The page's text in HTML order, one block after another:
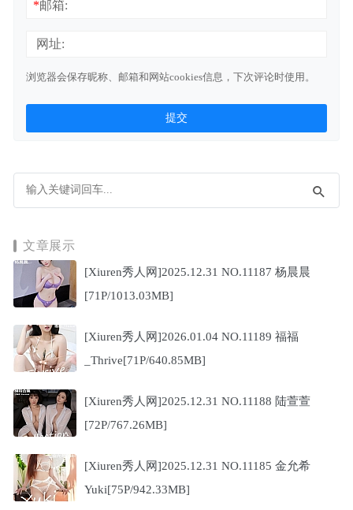
*邮箱:
网址:
浏览器会保存昵称、邮箱和网站cookies信息，下次评论时使用。
文章展示
[Xiuren秀人网]2025.12.31 NO.11187 杨晨晨
[71P/1013.03MB]
[Xiuren秀人网]2026.01.04 NO.11189 福福
_Thrive[71P/640.85MB]
[Xiuren秀人网]2025.12.31 NO.11188 陆萱萱
[72P/767.26MB]
[Xiuren秀人网]2025.12.31 NO.11185 金允希
Yuki[75P/942.33MB]